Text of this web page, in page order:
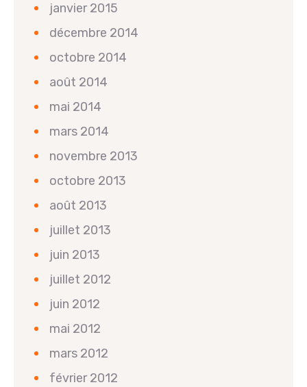
janvier 2015
décembre 2014
octobre 2014
août 2014
mai 2014
mars 2014
novembre 2013
octobre 2013
août 2013
juillet 2013
juin 2013
juillet 2012
juin 2012
mai 2012
mars 2012
février 2012